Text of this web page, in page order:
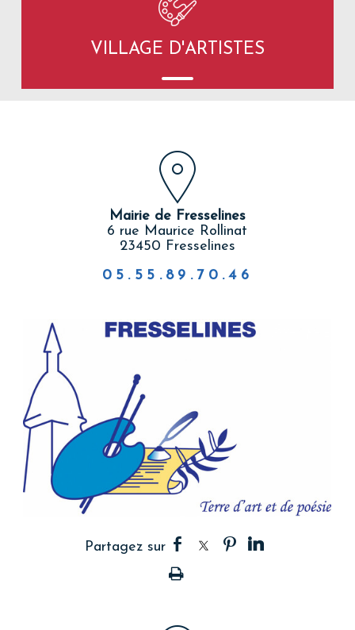
VILLAGE D'ARTISTES
Mairie de Fresselines
6 rue Maurice Rollinat
23450 Fresselines
05.55.89.70.46